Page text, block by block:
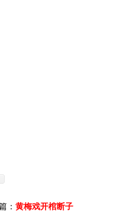
： 黄梅戏开棺断子